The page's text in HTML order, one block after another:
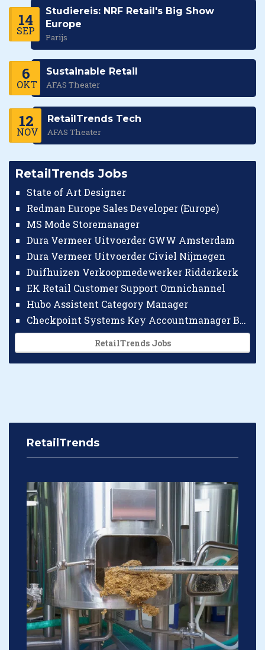
14
SEP
Studiereis: NRF Retail's Big Show
Europe
Parijs
6
OKT
Sustainable Retail
AFAS Theater
12
NOV
RetailTrends Tech
AFAS Theater
RetailTrends Jobs
State of Art Designer
Redman Europe Sales Developer (Europe)
MS Mode Storemanager
Dura Vermeer Uitvoerder GWW Amsterdam
Dura Vermeer Uitvoerder Civiel Nijmegen
Duifhuizen Verkoopmedewerker Ridderkerk
EK Retail Customer Support Omnichannel
Hubo Assistent Category Manager
Checkpoint Systems Key Accountmanager Benelux
RetailTrends Jobs
RetailTrends